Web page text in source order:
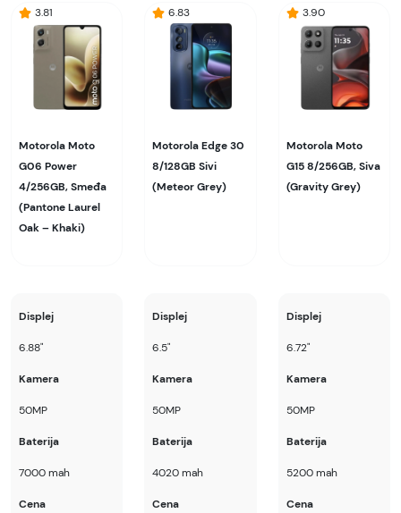
3.81
Motorola Moto
G06 Power
4/256GB, Smeđa
(Pantone Laurel
Oak – Khaki)
6.83
Motorola Edge 30
8/128GB Sivi
(Meteor Grey)
3.90
Motorola Moto
G15 8/256GB, Siva
(Gravity Grey)
Displej
6.88"
Kamera
50MP
Baterija
7000 mah
Cena
Displej
6.5"
Kamera
50MP
Baterija
4020 mah
Cena
Displej
6.72"
Kamera
50MP
Baterija
5200 mah
Cena